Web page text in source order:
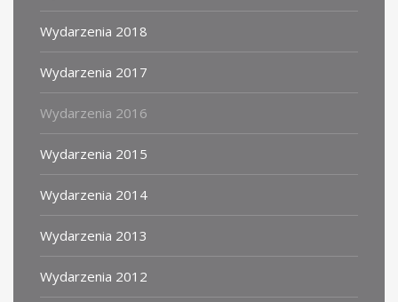
Wydarzenia 2018
Wydarzenia 2017
Wydarzenia 2016
Wydarzenia 2015
Wydarzenia 2014
Wydarzenia 2013
Wydarzenia 2012